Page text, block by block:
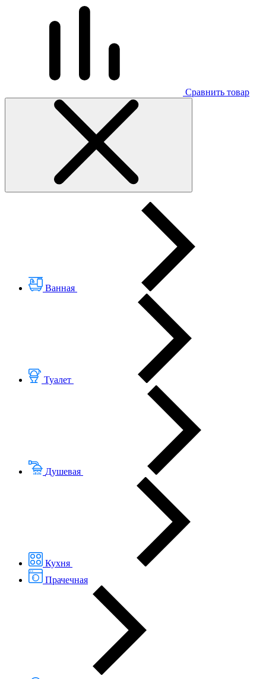
Сравнить товар
Ванная
Туалет
Душевая
Кухня
Прачечная